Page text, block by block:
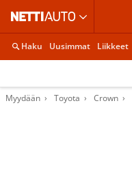
Haku Uusimmat Liikkeet
Myydään Toyota Crown